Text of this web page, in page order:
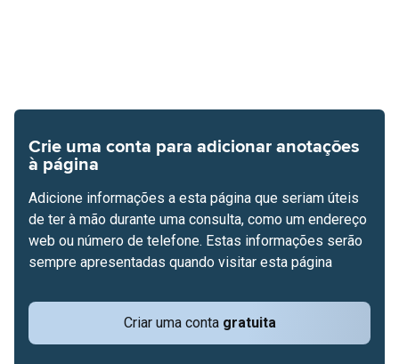
Crie uma conta para adicionar anotações
à página
Criar uma conta gratuita
Adicione informações a esta página que seriam úteis
de ter à mão durante uma consulta, como um endereço
web ou número de telefone. Estas informações serão
sempre apresentadas quando visitar esta página